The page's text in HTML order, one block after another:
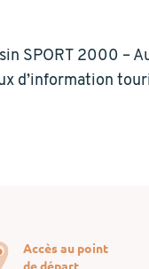
SPORT 2000 –
d’information
Accès au point
de départ